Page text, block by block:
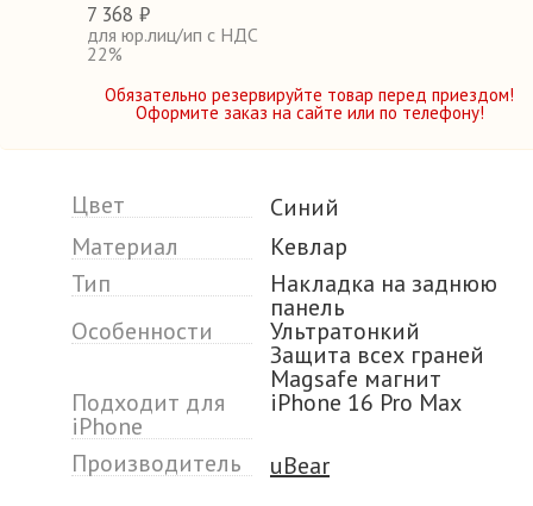
7 368 ₽
для юр.лиц/ип с НДС
22%
Обязательно резервируйте товар перед приездом!
Оформите заказ на сайте или по телефону!
Цвет
Синий
Материал
Кевлар
Тип
Накладка на заднюю
панель
Особенности Ультратонкий
Защита всех граней
Magsafe магнит
Подходит для
iPhone
iPhone 16 Pro Max
Производитель
uBear